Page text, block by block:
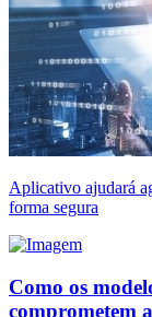
Aplicativo ajudará
forma segura
Como os
comprometem